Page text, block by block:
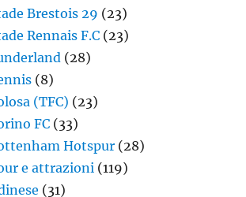
Brestois 29 (23)
Rennais F.C (23)
(28)
(8)
(TFC) (23)
FC (33)
Hotspur (28)
e attrazioni (119)
(31)